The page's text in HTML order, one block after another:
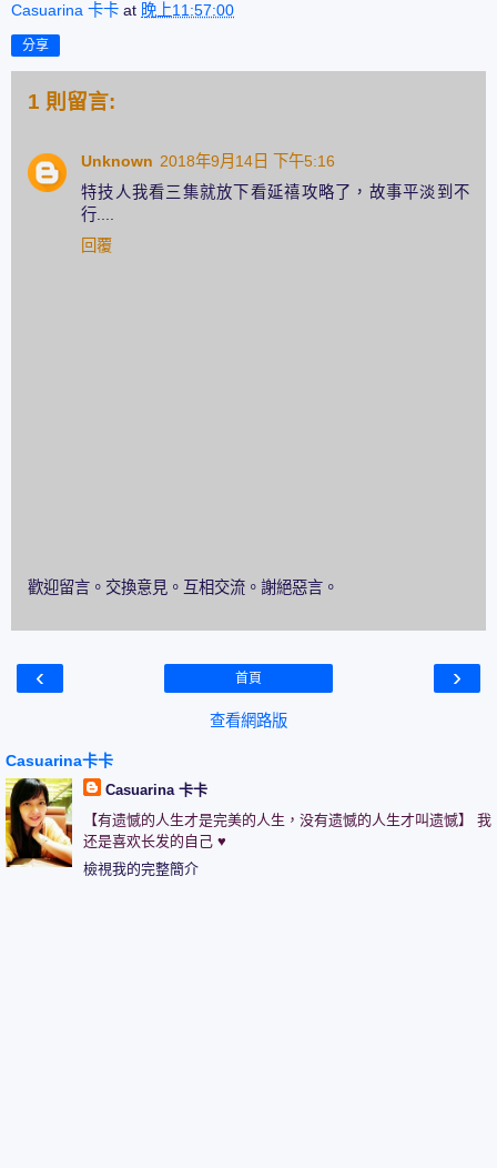
Casuarina 卡卡 at 晚上11:57:00
分享
1 則留言:
Unknown 2018年9月14日 下午5:16
特技人我看三集就放下看延禧攻略了，故事平淡到不
行....
回覆
歡迎留言。交換意見。互相交流。謝絕惡言。
‹ ›
首頁
查看網路版
Casuarina卡卡
Casuarina 卡卡
【有遗憾的人生才是完美的人生，没有遗憾的人生才叫遗憾】 我
还是喜欢长发的自己 ♥
檢視我的完整簡介